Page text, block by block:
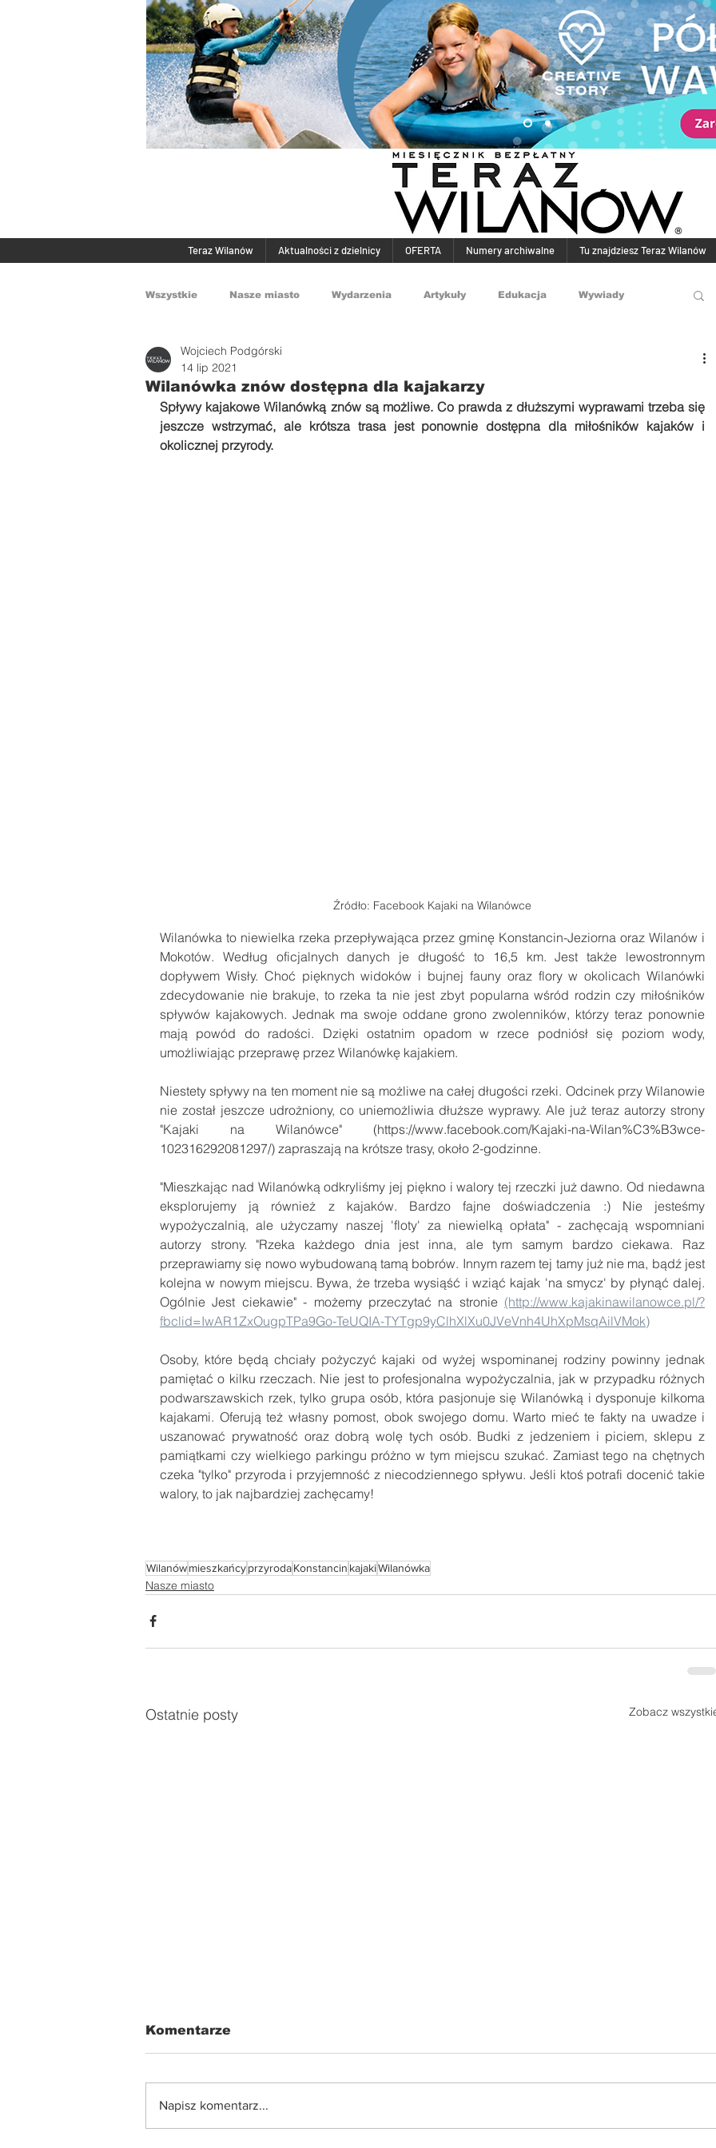
Teraz Wilanów Aktualności z dzielnicy OFERTA Numery archiwalne Tu znajdziesz Teraz Wilanów
Wszystkie Nasze miasto Wydarzenia Artykuły Edukacja Wywiady
Zdrowie i uroda
Wilanówka znów dostępna dla kajakarzy
Wojciech Podgórski
14 lip 2021
Spływy kajakowe Wilanówką znów są możliwe. Co prawda z dłuższymi wyprawami trzeba się
jeszcze wstrzymać, ale krótsza trasa jest ponownie dostępna dla miłośników kajaków i
okolicznej przyrody.
Źródło: Facebook Kajaki na Wilanówce
Wilanówka to niewielka rzeka przepływająca przez gminę Konstancin-Jeziorna oraz Wilanów i
Mokotów. Według oficjalnych danych je długość to 16,5 km. Jest także lewostronnym
dopływem Wisły. Choć pięknych widoków i bujnej fauny oraz flory w okolicach Wilanówki
zdecydowanie nie brakuje, to rzeka ta nie jest zbyt popularna wśród rodzin czy miłośników
spływów kajakowych. Jednak ma swoje oddane grono zwolenników, którzy teraz ponownie
mają powód do radości. Dzięki ostatnim opadom w rzece podniósł się poziom wody,
umożliwiając przeprawę przez Wilanówkę kajakiem.
Niestety spływy na ten moment nie są możliwe na całej długości rzeki. Odcinek przy Wilanowie
nie został jeszcze udrożniony, co uniemożliwia dłuższe wyprawy. Ale już teraz autorzy strony
"Kajaki na Wilanówce" (https://www.facebook.com/Kajaki-na-Wilan%C3%B3wce-
102316292081297/) zapraszają na krótsze trasy, około 2-godzinne.
"Mieszkając nad Wilanówką odkryliśmy jej piękno i walory tej rzeczki już dawno. Od niedawna
eksplorujemy ją również z kajaków. Bardzo fajne doświadczenia :) Nie jesteśmy
wypożyczalnią, ale użyczamy naszej 'floty' za niewielką opłata" - zachęcają wspomniani
autorzy strony. "Rzeka każdego dnia jest inna, ale tym samym bardzo ciekawa. Raz
przeprawiamy się nowo wybudowaną tamą bobrów. Innym razem tej tamy już nie ma, bądź jest
kolejna w nowym miejscu. Bywa, że trzeba wysiąść i wziąć kajak 'na smycz' by płynąć dalej.
Ogólnie Jest ciekawie" - możemy przeczytać na stronie (http://www.kajakinawilanowce.pl/?
fbclid=IwAR1ZxOugpTPa9Go-TeUQIA-TYTgp9yClhXlXu0JVeVnh4UhXpMsqAilVMok)
Osoby, które będą chciały pożyczyć kajaki od wyżej wspominanej rodziny powinny jednak
pamiętać o kilku rzeczach. Nie jest to profesjonalna wypożyczalnia, jak w przypadku różnych
podwarszawskich rzek, tylko grupa osób, która pasjonuje się Wilanówką i dysponuje kilkoma
kajakami. Oferują też własny pomost, obok swojego domu. Warto mieć te fakty na uwadze i
uszanować prywatność oraz dobrą wolę tych osób. Budki z jedzeniem i piciem, sklepu z
pamiątkami czy wielkiego parkingu próżno w tym miejscu szukać. Zamiast tego na chętnych
czeka "tylko" przyroda i przyjemność z niecodziennego spływu. Jeśli ktoś potrafi docenić takie
walory, to jak najbardziej zachęcamy!
WilanówmieszkańcyprzyrodaKonstancin kajakiWilanówka
Nasze miasto
Ostatnie posty Zobacz
Komentarze
Napisz komentarz...